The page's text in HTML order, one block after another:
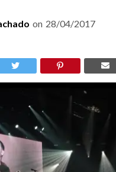
on 28/04/2017